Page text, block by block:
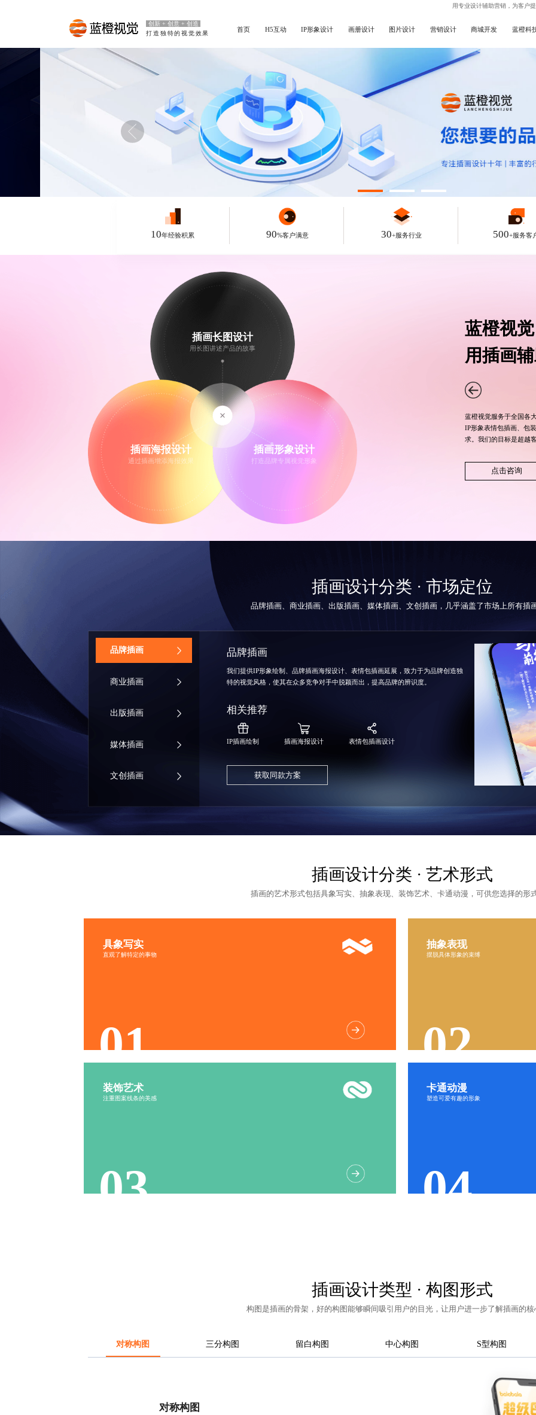
用专业设计辅助营销，为客户
创新 + 创意 + 创造
打造独特的视觉效果
首页 H5互动 IP形象设计 画册设计 图片设计 营销设计 商城开发 蓝橙科
10年经验积累 90%客户满意 30+服务行业 500+服务客
插画长图设计
用长图讲述产品的故事
插画海报设计
通过插画增添海报效果
插画形象设计
打造品牌专属视觉形象
蓝橙视
用插画
蓝橙视觉服务于全国各
IP形象表情包插画、包
求。我们的目标是超越
点击咨询
插画设计分类 · 市场定位
品牌插画、商业插画、出版插画、媒体插画、文创插画，几乎涵盖了市场上所有插
‌品牌插画
商业插画
出版插画
媒体插画
文创插画
品牌插画
我们提供IP形象绘制、品牌插画海报设计、表情包插画延展，致力于为品牌创造独
特的视觉风格，使其在众多竞争对手中脱颖而出，提高品牌的辨识度。
相关推荐
IP插画绘制 插画海报设计 表情包插画设计
获取同款方案
插画设计分类 · 艺术形式
插画的艺术形式包括具象写实、抽象表现、装饰艺术、卡通动漫，可供您选择的形
具象写实
直观了解特定的事物
01
抽象表现
摆脱具体形象的束缚
02
装饰艺术
注重图案线条的美感
03
卡通动漫
塑造可爱有趣的形象
04
插画设计类型 · 构图形式
构图是插画的骨架，好的构图能够瞬间吸引用户的目光，让用户进一步了解插画的核
对称构图 三分构图 留白构图 中心构图 S型构图
对称构图